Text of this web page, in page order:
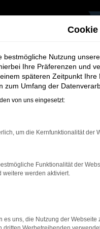
Köln
Ford Autohaus
erfahrenes Team
zusätzlichen Services
sich von unserem
finden.
bestmögliche Nutzung
Ihre Präferenzen und
späteren Zeitpunkt
zum Umfang der
von uns eingesetzt:
um die Kernfunktionalität der
Funktionalität der
weitere werden aktiviert.
es uns, die Nutzung der